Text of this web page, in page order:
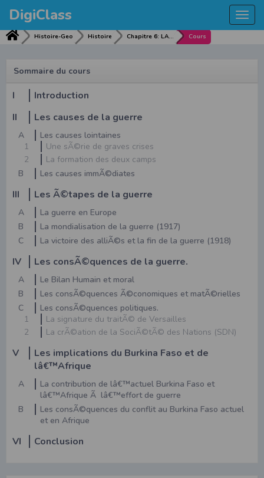
DigiClass
Histoire-Geo Histoire Chapitre 6: LA PREMIERE GUERE MONDIALE : CAUSES, ETAPES, CONSEQUENCES IMPLICATION DU BURKINA ET DE L'AFRIQUE (3H) Cours
Sommaire du cours
I
Introduction
II
Les causes de la guerre
A
Les causes lointaines
1
Une sÃ©rie de graves crises
2
La formation des deux camps
B
Les causes immÃ©diates
III Les Ã©tapes de la guerre
A
La guerre en Europe
B
La mondialisation de la guerre (1917)
C
La victoire des alliÃ©s et la fin de la guerre (1918)
IV Les consÃ©quences de la guerre.
A
Le Bilan Humain et moral
B
Les consÃ©quences Ã©conomiques et matÃ©rielles
C
Les consÃ©quences politiques.
1
La signature du traitÃ© de Versailles
2
La crÃ©ation de la SociÃ©tÃ© des Nations (SDN)
V
Les implications du Burkina Faso et de
lâ€™Afrique
A
La contribution de lâ€™actuel Burkina Faso et
lâ€™Afrique Ã lâ€™effort de guerre
B
Les consÃ©quences du conflit au Burkina Faso actuel
et en Afrique
VI Conclusion